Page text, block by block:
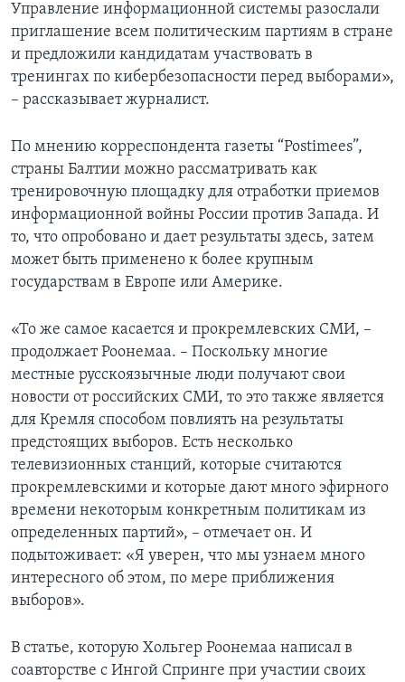
Управление информационной системы разослали
приглашение всем политическим партиям в стране
и предложили кандидатам участвовать в
тренингах по кибербезопасности перед выборами»,
– рассказывает журналист.
По мнению корреспондента газеты “Postimees”,
страны Балтии можно рассматривать как
тренировочную площадку для отработки приемов
информационной войны России против Запада. И
то, что опробовано и дает результаты здесь, затем
может быть применено к более крупным
государствам в Европе или Америке.
«То же самое касается и прокремлевских СМИ, –
продолжает Роонемаа. – Поскольку многие
местные русскоязычные люди получают свои
новости от российских СМИ, то это также является
для Кремля способом повлиять на результаты
предстоящих выборов. Есть несколько
телевизионных станций, которые считаются
прокремлевскими и которые дают много эфирного
времени некоторым конкретным политикам из
определенных партий», – отмечает он. И
подытоживает: «Я уверен, что мы узнаем много
интересного об этом, по мере приближения
выборов».
В статье, которую Хольгер Роонемаа написал в
соавторстве с Ингой Спринге при участии своих